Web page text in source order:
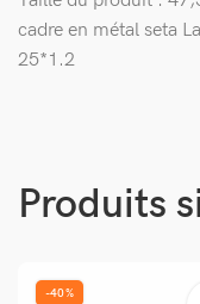
cadre en métal seta
25*1.2
Produits
-40%